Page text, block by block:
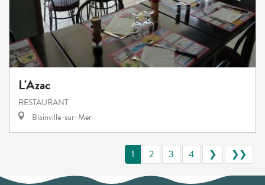
L'Azac
RESTAURANT
Blainville-sur-Mer
1 2 3 4 ❯ ❯❯